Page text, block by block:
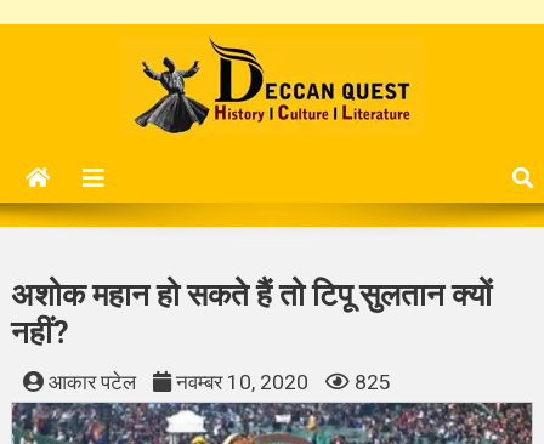
Deccan Quest
अशोक महान हो सकते हैं तो टिपू सुलतान क्यों
नहीं?
आकार पटेल नवम्बर 10, 2020 825